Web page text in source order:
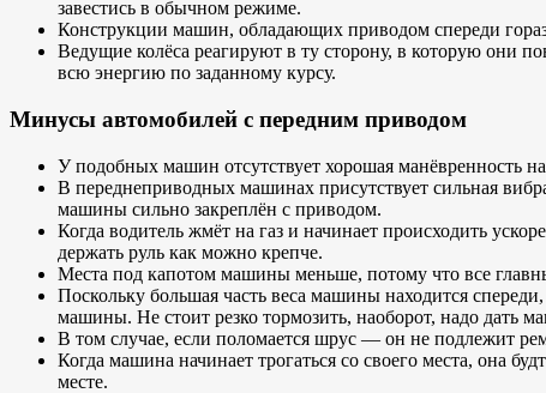
завестись в обычном режиме.
Конструкции машин, обладающих приводом спереди
Ведущие колёса реагируют в ту сторону, в которую они
всю энергию по заданному курсу.
Минусы автомобилей с передним приводом
У подобных машин отсутствует хорошая манёвренность
В переднеприводных машинах присутствует сильная
машины сильно закреплён с приводом.
Когда водитель жмёт на газ и начинает происходить
держать руль как можно крепче.
Места под капотом машины меньше, потому что все
Поскольку большая часть веса машины находится
машины. Не стоит резко тормозить, наоборот, надо дать
В том случае, если поломается шрус — он не подлежит
Когда машина начинает трогаться со своего места, она
месте.